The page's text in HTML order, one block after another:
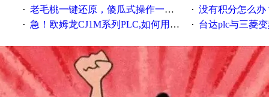
· 老毛桃一键还原，傻瓜式操作一键轻松备份还原；程序为向导式安装，一键即可实现自动备份或还原系统。 · 没有积分怎么办
· 急！欧姆龙CJ1M系列PLC,如何用时间控制变频器。要求时间在组态王中可以自由输入！拜托各位大神了！ · 台达plc与三菱